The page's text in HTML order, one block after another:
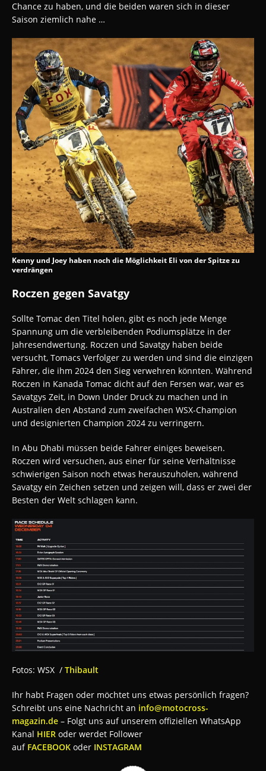
Chance zu haben, und die beiden waren sich in dieser
Saison ziemlich nahe …
Kenny und Joey haben noch die Möglichkeit Eli von der Spitze zu
verdrängen
Roczen gegen Savatgy
Sollte Tomac den Titel holen, gibt es noch jede Menge
Spannung um die verbleibenden Podiumsplätze in der
Jahresendwertung. Roczen und Savatgy haben beide
versucht, Tomacs Verfolger zu werden und sind die einzigen
Fahrer, die ihm 2024 den Sieg verwehren könnten. Während
Roczen in Kanada Tomac dicht auf den Fersen war, war es
Savatgys Zeit, in Down Under Druck zu machen und in
Australien den Abstand zum zweifachen WSX-Champion
und designierten Champion 2024 zu verringern.
In Abu Dhabi müssen beide Fahrer einiges beweisen.
Roczen wird versuchen, aus einer für seine Verhältnisse
schwierigen Saison noch etwas herauszuholen, während
Savatgy ein Zeichen setzen und zeigen will, dass er zwei der
Besten der Welt schlagen kann.
Fotos: WSX / Thibault
Ihr habt Fragen oder möchtet uns etwas persönlich fragen?
Schreibt uns eine Nachricht an info@motocross-
magazin.de – Folgt uns auf unserem offiziellen WhatsApp
Kanal HIER oder werdet Follower
auf FACEBOOK oder INSTAGRAM